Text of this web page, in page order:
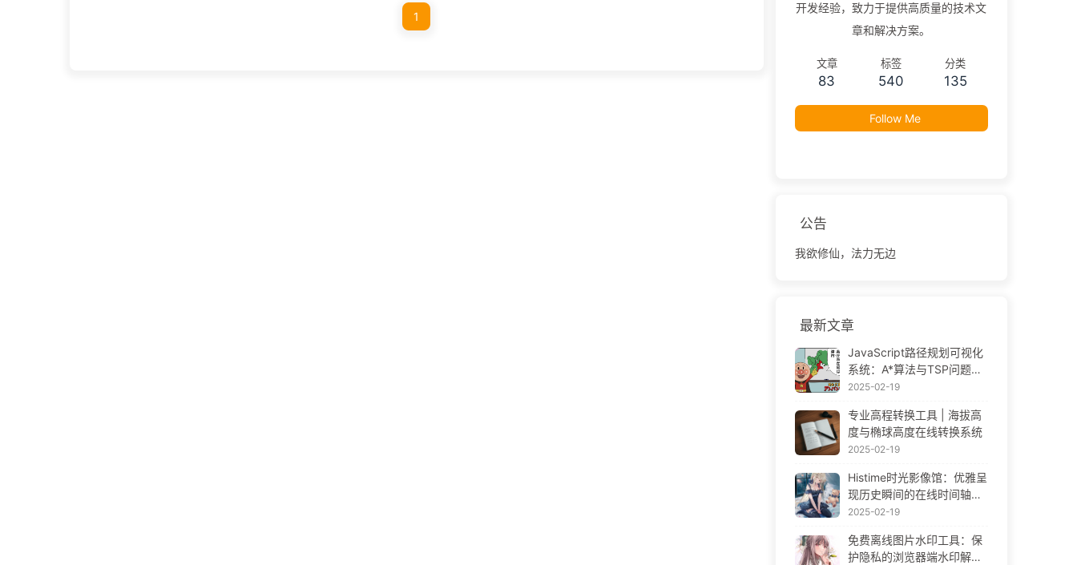
1
开发经验，致力于提供高质量的技术文
章和解决方案。
文章
83
标签
540
分类
135
Follow Me
公告
我欲修仙，法力无边
最新文章
JavaScript路径规划可视化
系统：A*算法与TSP问题解
决方案
2025-02-19
专业高程转换工具 | 海拔高
度与椭球高度在线转换系统
2025-02-19
Histime时光影像馆：优雅呈
现历史瞬间的在线时间轴相
册 | Historical Photo Timeli
2025-02-19
免费离线图片水印工具：保
护隐私的浏览器端水印解决